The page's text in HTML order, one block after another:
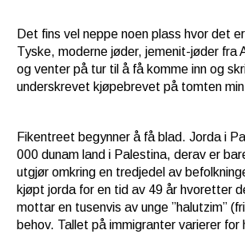
Det fins vel neppe noen plass hvor det
Tyske, moderne jøder, jemenit-jøder fra
og venter på tur til å få komme inn og
underskrevet kjøpebrevet på tomten
Fikentreet begynner å få blad. Jorda i
000 dunam land i Palestina, derav er
utgjør omkring en tredjedel av
kjøpt jorda for en tid av 49 år hvoretter
mottar en tusenvis av unge ”halutzim”
behov. Tallet på immigranter varierer